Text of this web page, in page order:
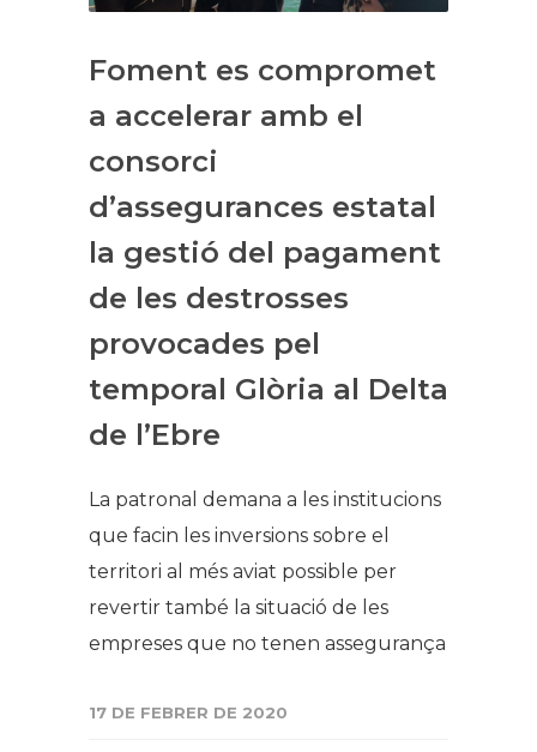
Foment es compromet
a accelerar amb el
consorci
d’assegurances estatal
la gestió del pagament
de les destrosses
provocades pel
temporal Glòria al Delta
de l’Ebre
La patronal demana a les institucions
que facin les inversions sobre el
territori al més aviat possible per
revertir també la situació de les
empreses que no tenen assegurança
17 DE FEBRER DE 2020